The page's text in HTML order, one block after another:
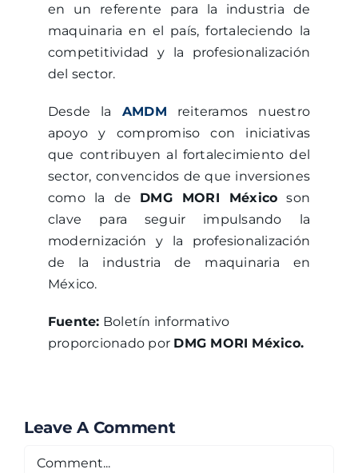
en un referente para la industria de
maquinaria en el país, fortaleciendo la
competitividad y la profesionalización
del sector.
Desde la AMDM reiteramos nuestro
apoyo y compromiso con iniciativas
que contribuyen al fortalecimiento del
sector, convencidos de que inversiones
como la de DMG MORI México son
clave para seguir impulsando la
modernización y la profesionalización
de la industria de maquinaria en
México.
Fuente: Boletín informativo
proporcionado por DMG MORI México.
Leave A Comment
Comment